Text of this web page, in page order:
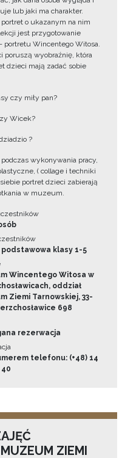
lub jaki ma charakter.
o ukazanym na nim
jest przygotowanie
portretu Wincentego Witosa.
poruszą wyobraźnię, która
dzieci mają zadać sobie
czy miły pan?
Wicek?
?
wykonywania pracy,
( collage i techniki
portret dzieci zabierają
w muzeum.
podstawowa klasy 1-5
Wincentego Witosa w
oddział
Ziemi Tarnowskiej, 33-
698
rezerwacja
telefonu: (+48) 14
40
ZIEMI